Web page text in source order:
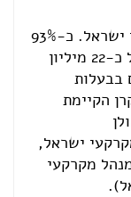
כינוי לאדמות שבבעלות מנהל מקרקעי ישראל. כ-93%
משטחה של מדינת ישראל - העומד על כ-22 מיליון
דונם הם בבעלות
הקיימת
ישראל,
(ראה גם מנהל מקרקעי